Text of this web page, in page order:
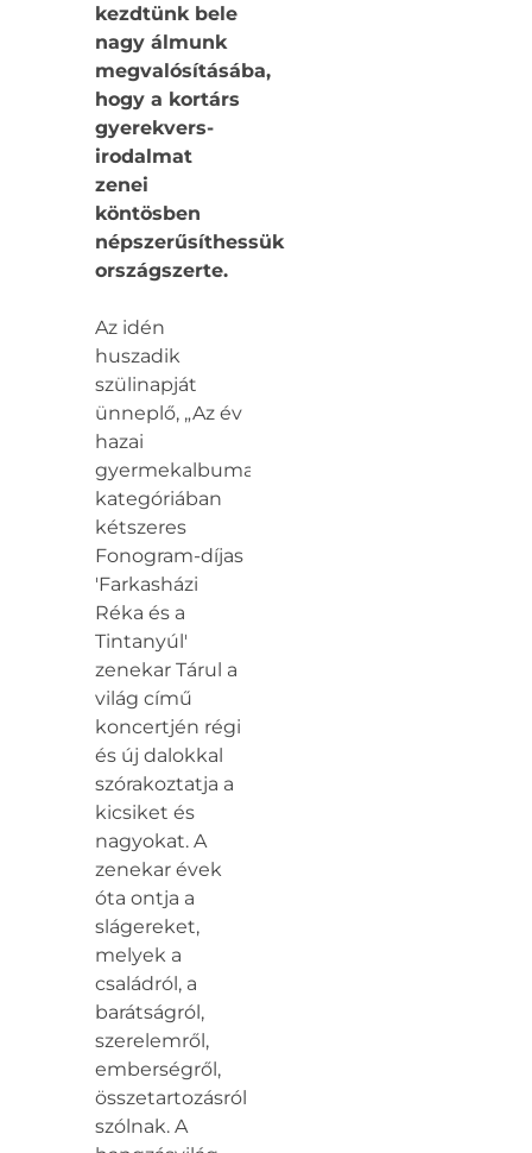
kezdtünk bele
nagy álmunk
megvalósításába,
hogy a kortárs
gyerekvers-
irodalmat
zenei
köntösben
népszerűsíthessük
országszerte.
Az idén
huszadik
szülinapját
ünneplő, „Az év
hazai
gyermekalbuma”
kategóriában
kétszeres
Fonogram-díjas
'Farkasházi
Réka és a
Tintanyúl'
zenekar Tárul a
világ című
koncertjén régi
és új dalokkal
szórakoztatja a
kicsiket és
nagyokat. A
zenekar évek
óta ontja a
slágereket,
melyek a
családról, a
barátságról,
szerelemről,
emberségről,
összetartozásról
szólnak. A